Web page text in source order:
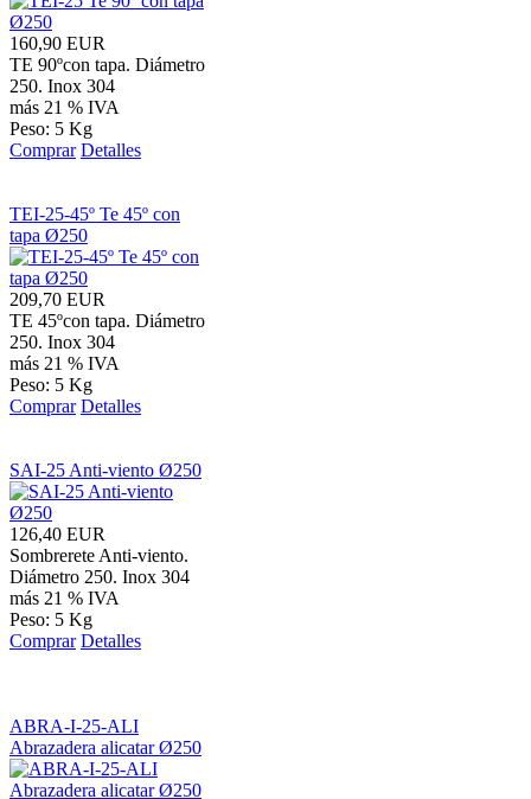
160,90 EUR
TE 90ºcon tapa. Diámetro
250. Inox 304
más 21 % IVA
Peso: 5 Kg
Comprar Detalles
TEI-25-45º Te 45º con
tapa Ø250
209,70 EUR
TE 45ºcon tapa. Diámetro
250. Inox 304
más 21 % IVA
Peso: 5 Kg
Comprar Detalles
SAI-25 Anti-viento Ø250
126,40 EUR
Sombrerete Anti-viento.
Diámetro 250. Inox 304
más 21 % IVA
Peso: 5 Kg
Comprar Detalles
ABRA-I-25-ALI
Abrazadera alicatar Ø250